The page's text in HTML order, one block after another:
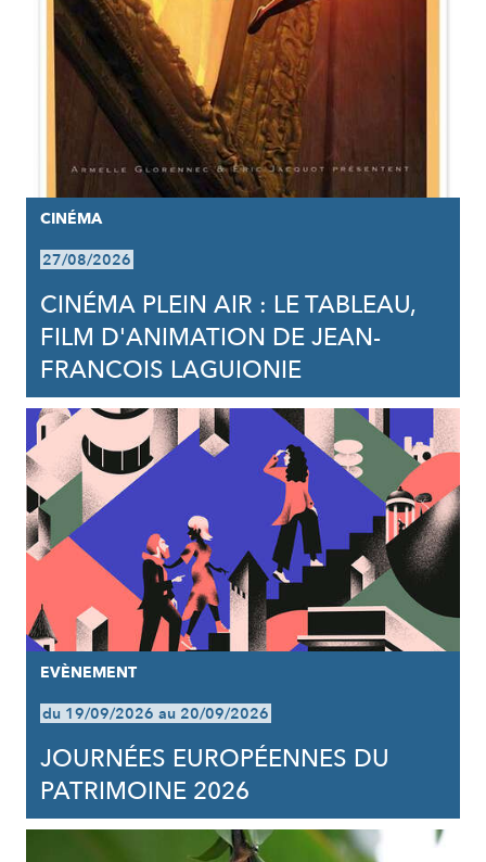
CINÉMA
27/08/2026
CINÉMA PLEIN AIR : LE TABLEAU,
FILM D'ANIMATION DE JEAN-
FRANCOIS LAGUIONIE
EVÈNEMENT
du 19/09/2026 au 20/09/2026
JOURNÉES EUROPÉENNES DU
PATRIMOINE 2026